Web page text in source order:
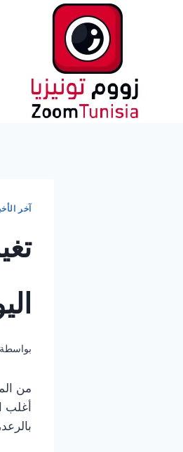
آخر
بواسطة
أغلب